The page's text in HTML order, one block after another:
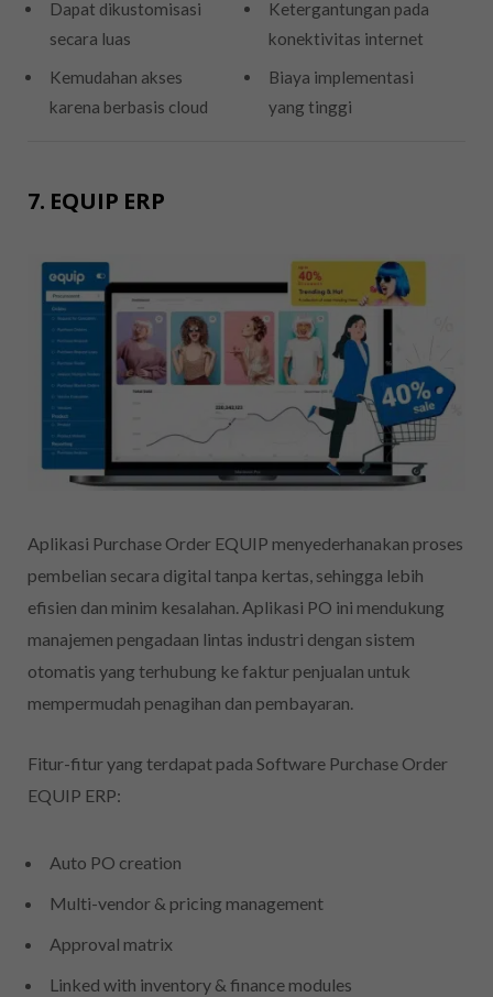
Dapat dikustomisasi
secara luas
Kemudahan akses
karena berbasis cloud
Ketergantungan pada
konektivitas internet
Biaya implementasi
yang tinggi
7. EQUIP ERP
Aplikasi Purchase Order EQUIP menyederhanakan proses
pembelian secara digital tanpa kertas, sehingga lebih
efisien dan minim kesalahan. Aplikasi PO ini mendukung
manajemen pengadaan lintas industri dengan sistem
otomatis yang terhubung ke faktur penjualan untuk
mempermudah penagihan dan pembayaran.
Fitur-fitur yang terdapat pada Software Purchase Order
EQUIP ERP:
Auto PO creation
Multi-vendor & pricing management
Approval matrix
Linked with inventory & finance modules